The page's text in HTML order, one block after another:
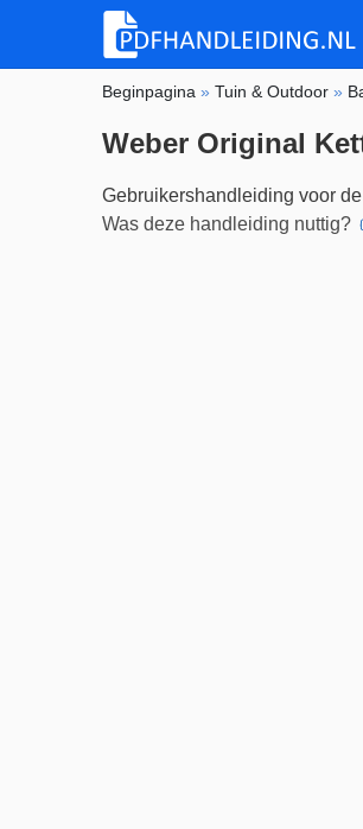
Beginpagina »Tuin & Outdoor »
Weber Original
Gebruikershandleiding voor
Was deze handleiding nuttig?